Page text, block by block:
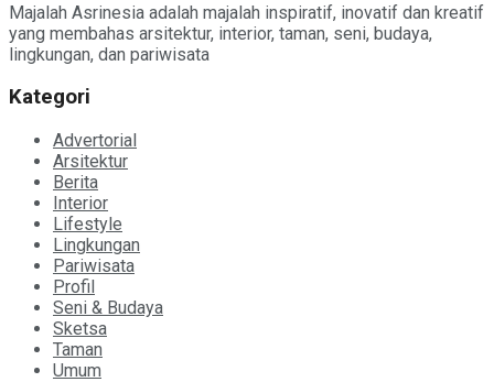
Majalah Asrinesia adalah majalah inspiratif, inovatif dan kreatif
yang membahas arsitektur, interior, taman, seni, budaya,
lingkungan, dan pariwisata
Kategori
Advertorial
Arsitektur
Berita
Interior
Lifestyle
Lingkungan
Pariwisata
Profil
Seni & Budaya
Sketsa
Taman
Umum